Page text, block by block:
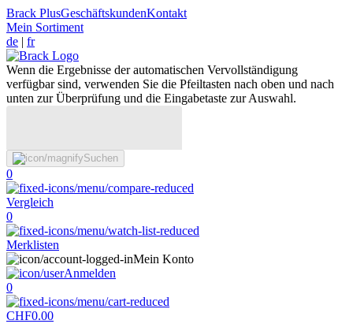
Brack PlusGeschäftskundenKontakt
Mein Sortiment
de | fr
Wenn die Ergebnisse der automatischen Vervollständigung
verfügbar sind, verwenden Sie die Pfeiltasten nach oben und nach
unten zur Überprüfung und die Eingabetaste zur Auswahl.
Suchen
0
Vergleich
0
Merklisten
Mein Konto
Anmelden
0
CHF0.00